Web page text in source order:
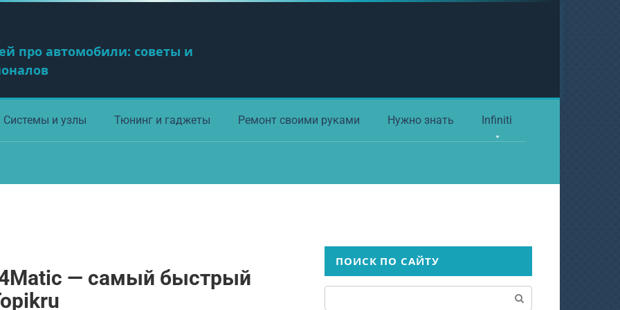
про автомобили: советы и
Системы и узлы Тюнинг и гаджеты Ремонт своими руками Нужно знать Infiniti
4Matic — самый быстрый
ПОИСК ПО САЙТУ